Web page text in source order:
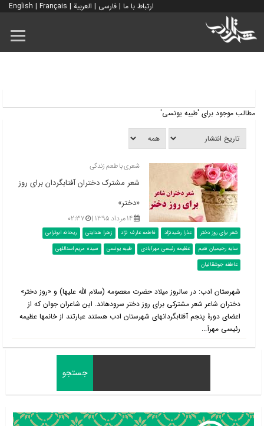
ارتباط با ما | فارسی | العربية |
English | Français
مطالب موجود برای 'طیبه یونسی'
شعری با طعم زندگی
شعر مشترک دختران آفتابگردان برای روز
«دختر»
۱۴ مرداد ۱۳۹۵ | ۰۲:۳۷
شعر برای روز دختر عذرا رشیدنژاد فاطمه عارف نژاد زهرا هدایتی
ریحانه ابوترابی
سایه رحیمیان نعیم
عظیمه رئیسی مهرآبادی طیبه یونسی
سیده مریم اسداللهی
عاطفه جوشقانیان
شهرستان ادب: در سالروز میلاد حضرت معصومه (سلام الله علیها) و «روز دختر»
دختران شاعر شعر مشترکی برای روز دختر سروده‎اند. این شاعران جوان که از
اعضای دورۀ پنجم آفتابگردان‎های شهرستان ادب هستند عبارتند از خانم‎ها عظیمه
رئیسی مهرآ...